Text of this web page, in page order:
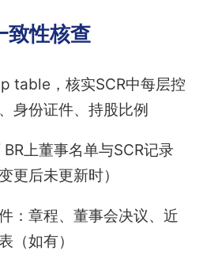
致性核查
table，核实SCR中每层控
身份证件、持股比例
上董事名单与SCR记录
更后未更新时）
：章程、董事会决议、近
（如有）